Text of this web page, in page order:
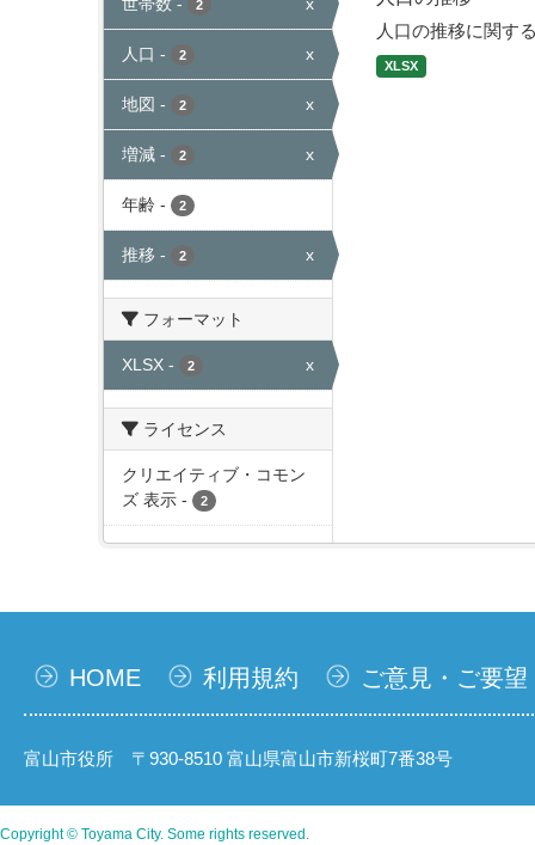
2
人口 - 2 x
地図 - 2 x
増減 - 2 x
年齢 - 2
推移 - 2 x
フォーマット
XLSX - 2 x
ライセンス
クリエイティブ・コモン
ズ 表示 - 2
人口の推移に関す
XLSX
HOME 利用規約 ご意見・ご要望
富山市役所 〒930-8510 富山県富山市新桜町7番38号
Copyright © Toyama City. Some rights reserved.